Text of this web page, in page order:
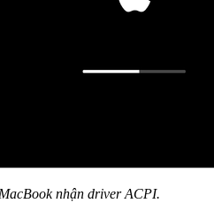
nhận driver ACPI.